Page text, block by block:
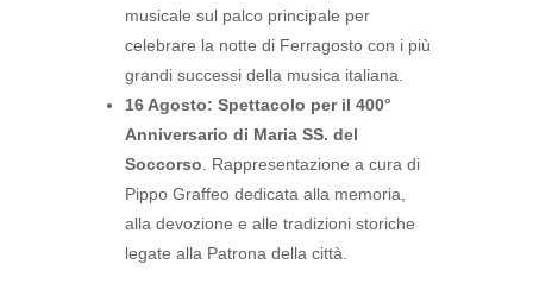
musicale sul palco principale per
celebrare la notte di Ferragosto con i più
grandi successi della musica italiana.
16 Agosto: Spettacolo per il 400°
Anniversario di Maria SS. del
Soccorso . Rappresentazione a cura di
Pippo Graffeo dedicata alla memoria,
alla devozione e alle tradizioni storiche
legate alla Patrona della città.